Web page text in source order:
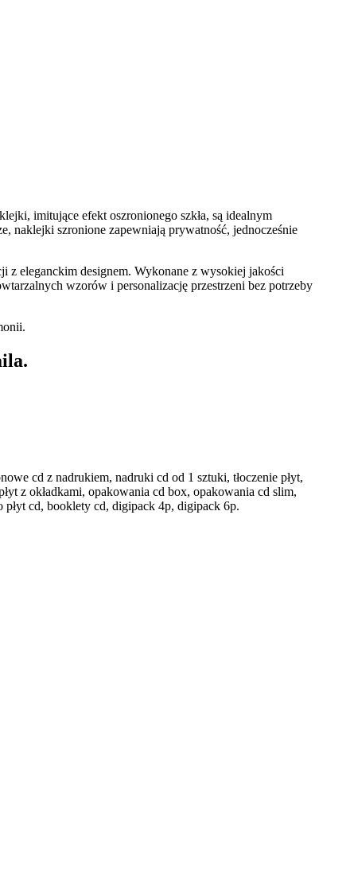
imitujące efekt oszronionego szkła, są idealnym
naklejki szronione zapewniają prywatność, jednocześnie
z eleganckim designem. Wykonane z wysokiej jakości
wzorów i personalizację przestrzeni bez potrzeby
cd z nadrukiem, nadruki cd od 1 sztuki, tłoczenie płyt,
z okładkami, opakowania cd box, opakowania cd slim,
cd, booklety cd, digipack 4p, digipack 6p.